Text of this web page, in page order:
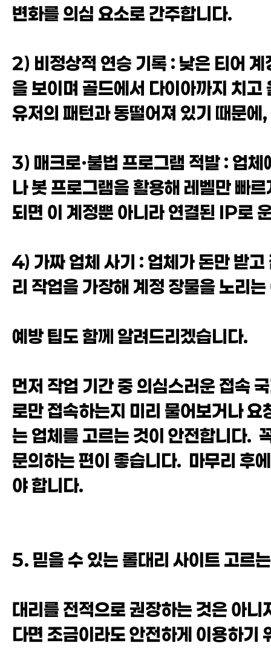
변화를 의심 요소로 간주합니다.
2) 비정상적 연승 기록 : 낮은 티어
을 보이며 골드에서 다이아까지 치
유저의 패턴과 동떨어져 있기 때문
3) 매크로·불법 프로그램 적발 : 업
나 봇 프로그램을 활용해 레벨만 빠
되면 이 계정뿐 아니라 연결된 IP로
4) 가짜 업체 사기 : 업체가 돈만 받
리 작업을 가장해 계정 장물을 노리
예방 팁도 함께 알려드리겠습니다.
먼저 작업 기간 중 의심스러운 접속
로만 접속하는지 미리 물어보거나
는 업체를 고르는 것이 안전합니다.
문의하는 편이 좋습니다. 마무리 후
야 합니다.
5. 믿을 수 있는 롤대리 사이트 고르
대리를 전적으로 권장하는 것은 아
다면 조금이라도 안전하게 이용하기